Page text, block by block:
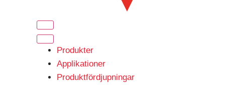
Produkter
Applikationer
Produktfördjupningar